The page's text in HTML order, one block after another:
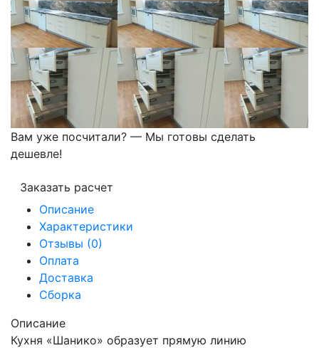
Вам уже посчитали? — Мы готовы сделать
дешевле!
Заказать расчет
Описание
Характеристики
Отзывы (0)
Оплата
Доставка
Сборка
Описание
Кухня «Шанико» образует прямую линию